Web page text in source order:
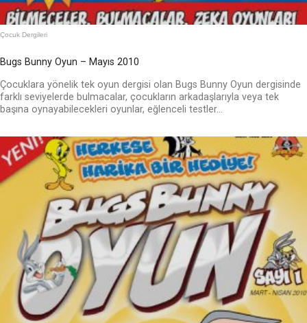
Çocuk Dergileri
Bugs Bunny Oyun – Mayıs 2010
Çocuklara yönelik tek oyun dergisi olan Bugs Bunny Oyun dergisinde
farklı seviyelerde bulmacalar, çocukların arkadaşlarıyla veya tek
başına oynayabilecekleri oyunlar, eğlenceli testler...